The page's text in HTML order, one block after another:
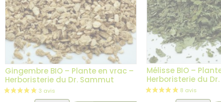
Gingembre BIO – Plante en vrac –
Herboristerie du Dr. Sammut
Mélisse BIO –
Herboristerie du